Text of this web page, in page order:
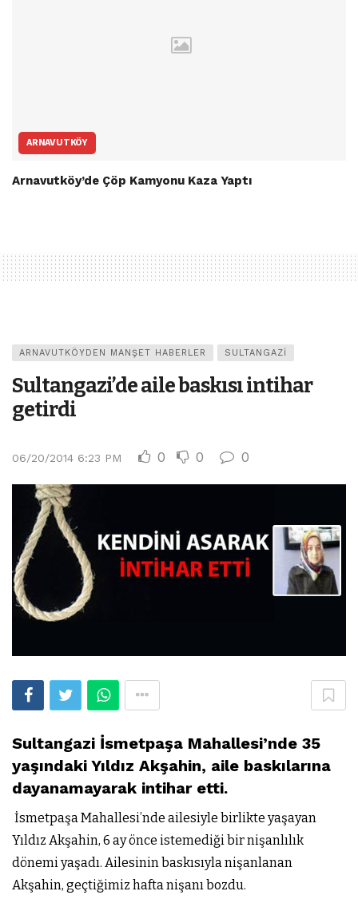
ARNAVUTKÖY
Arnavutköy’de Çöp Kamyonu Kaza Yaptı
ARNAVUTKÖYDEN MANŞET HABERLER SULTANGAZI
Sultangazi’de aile baskısı intihar
getirdi
06/20/2014 6:23 PM 0 0 0
Sultangazi İsmetpaşa Mahallesi’nde 35
yaşındaki Yıldız Akşahin, aile baskılarına
dayanamayarak intihar etti.
İsmetpaşa Mahallesi’nde ailesiyle birlikte yaşayan
Yıldız Akşahin, 6 ay önce istemediği bir nişanlılık
dönemi yaşadı. Ailesinin baskısıyla nişanlanan
Akşahin, geçtiğimiz hafta nişanı bozdu.